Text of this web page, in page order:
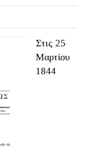
Στις 25
Μαρτίου
1844